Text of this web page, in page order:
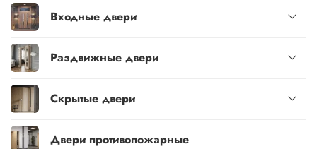
Входные двери
Раздвижные двери
Скрытые двери
Двери противопожарные